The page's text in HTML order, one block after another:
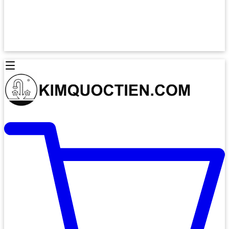
Lò Nướng Hafele
Máy Hút Khử Mùi Classic
Máy Rửa Chén Bát
Máy Rửa Chén Âm Toàn Phần
Máy Rửa Chén Bát 12 Bộ
Máy Rửa Chén Bát Bán Âm
Thiết Bị Vệ Sinh TOTO
Thiết Bị Vệ Sinh American Standard
Thiết Bị Vệ Sinh VIGLACERA
Thiết Bị Vệ Sinh THIÊN THANH
Thiết Bị Bếp